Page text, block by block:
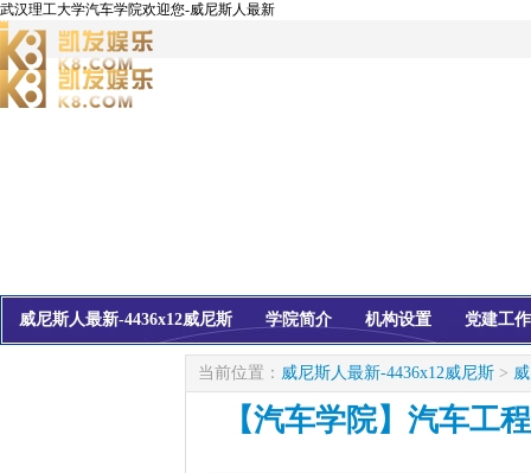
武汉理工大学汽车学院欢迎您-威尼斯人最新
威尼斯人最新-4436x12威尼斯 学院简介 机构设置 党建工作
当前位置： 威尼斯人最新-4436x12威尼斯 >
【汽车学院】汽车工